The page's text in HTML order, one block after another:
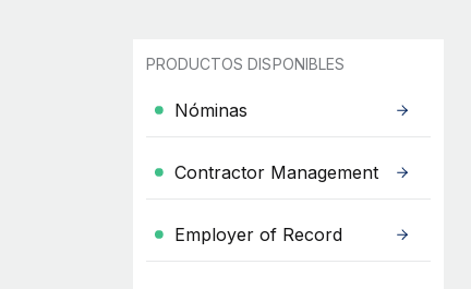
PRODUCTOS DISPONIBLES
Nóminas
Contractor Management
Employer of Record